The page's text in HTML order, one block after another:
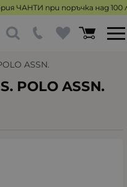
ЧАНТИ при поръчка над 100
ASSN.
POLO ASSN.